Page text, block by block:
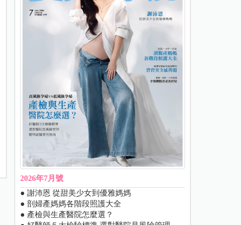
2026年7月號
● 謝沛恩 從甜美少女到優雅媽媽
● 剖婦產媽媽各階段照護大全
● 產檢與生產醫院怎麼選？